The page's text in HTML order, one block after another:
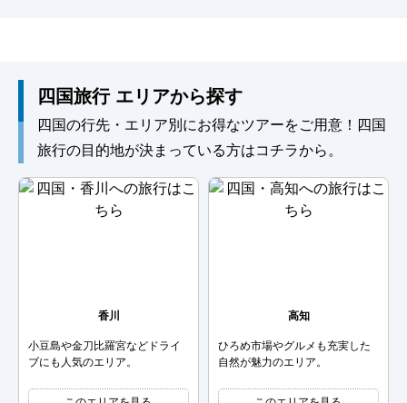
四国旅行 エリアから探す
四国の行先・エリア別にお得なツアーをご用意！四国
旅行の目的地が決まっている方はコチラから。
香川
小豆島や金刀比羅宮などドライ
ブにも人気のエリア。
高知
ひろめ市場やグルメも充実した
自然が魅力のエリア。